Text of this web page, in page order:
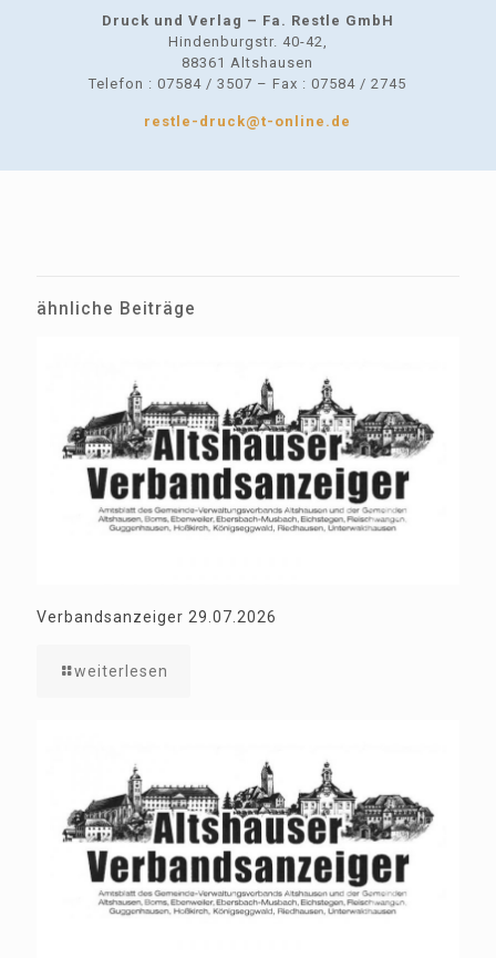
Druck und Verlag – Fa. Restle GmbH
Hindenburgstr. 40-42,
88361 Altshausen
Telefon : 07584 / 3507 – Fax : 07584 / 2745
restle-druck@t-online.de
ähnliche Beiträge
Verbandsanzeiger 29.07.2026
weiterlesen